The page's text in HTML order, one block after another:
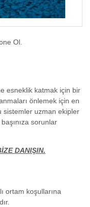
Ol.
esneklik katmak için bir
önlemek için en
sistemler uzman ekipler
sorunlar
DANIŞIN.
ortam koşullarına